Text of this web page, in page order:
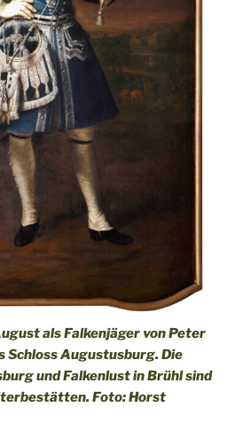
als Falkenjäger von Peter
Schloss Augustusburg. Die
und Falkenlust in Brühl sind
Foto: Horst